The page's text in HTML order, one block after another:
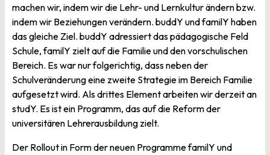
machen wir, indem wir die Lehr- und Lernkultur ändern bzw.
indem wir Beziehungen verändern. buddY und familY haben
das gleiche Ziel. buddY adressiert das pädagogische Feld
Schule, familY zielt auf die Familie und den vorschulischen
Bereich. Es war nur folgerichtig, dass neben der
Schulveränderung eine zweite Strategie im Bereich Familie
aufgesetzt wird. Als drittes Element arbeiten wir derzeit an
studY. Es ist ein Programm, das auf die Reform der
universitären Lehrerausbildung zielt.
Der Rollout in Form der neuen Programme familY und